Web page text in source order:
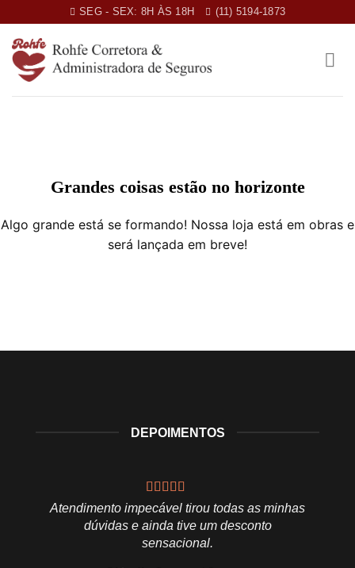
content
SEG - SEX: 8H ÀS 18H (11) 5194-1873
Grandes coisas estão no horizonte
Algo grande está se formando! Nossa loja está em obras e
será lançada em breve!
DEPOIMENTOS
Atendimento impecável tirou todas as minhas
dúvidas e ainda tive um desconto
sensacional.